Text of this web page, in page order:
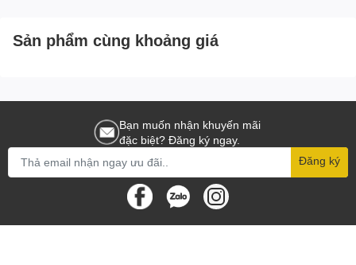
Sản phẩm cùng khoảng giá
Bạn muốn nhận khuyến mãi
đặc biệt? Đăng ký ngay.
Đăng ký